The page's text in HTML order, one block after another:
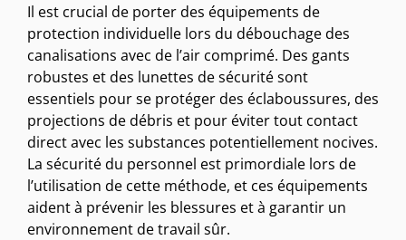
Il est crucial de porter des équipements de
protection individuelle lors du débouchage des
canalisations avec de l’air comprimé. Des gants
robustes et des lunettes de sécurité sont
essentiels pour se protéger des éclaboussures, des
projections de débris et pour éviter tout contact
direct avec les substances potentiellement nocives.
La sécurité du personnel est primordiale lors de
l’utilisation de cette méthode, et ces équipements
aident à prévenir les blessures et à garantir un
environnement de travail sûr.